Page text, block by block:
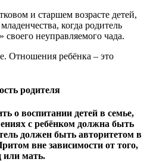
и старшем возрасте детей,
когда родитель
неуправляемого чада.
родителя
о воспитании детей в семье,
с ребёнком должна быть
должен быть авторитетом в
вне зависимости от того,
или мать.